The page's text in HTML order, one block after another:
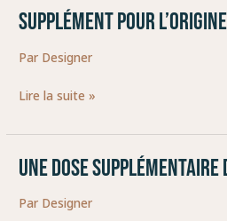
SUPPLÉMENT POUR
Par Designer
SUPPLÉMENT
L’ORIGINE
Lire la suite »
UNE DOSE SUPPLÉMENTAIRE
Par Designer
UNE
SUPPLÉMENTAIRE